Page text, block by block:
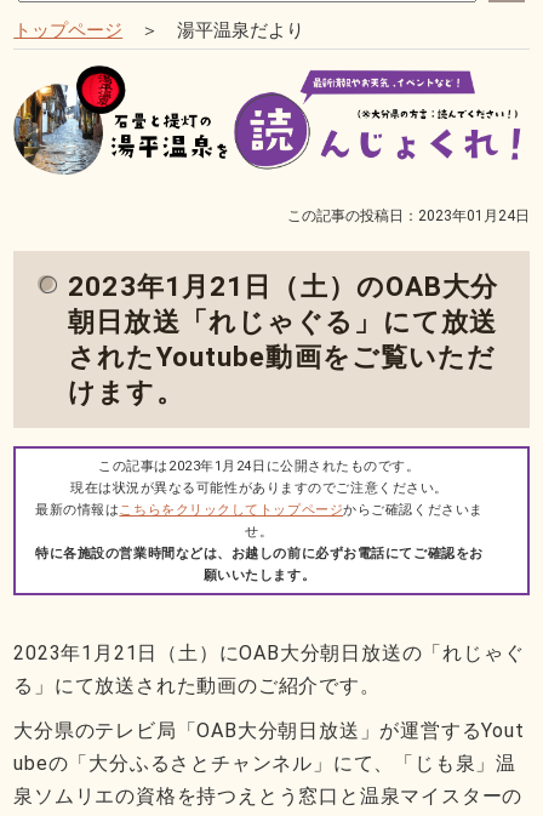
トップページ ＞ 湯平温泉だより
この記事の投稿日：2023年01月24日
2023年1月21日（土）のOAB大分
朝日放送「れじゃぐる」にて放送
されたYoutube動画をご覧いただ
けます。
この記事は2023年1月24日に公開されたものです。
現在は状況が異なる可能性がありますのでご注意ください。
最新の情報はこちらをクリックしてトップページからご確認くださいま
せ。
特に各施設の営業時間などは、お越しの前に必ずお電話にてご確認をお
願いいたします。
2023年1月21日（土）にOAB大分朝日放送の「れじゃぐ
る」にて放送された動画のご紹介です。
大分県のテレビ局「OAB大分朝日放送」が運営するYout
ubeの「大分ふるさとチャンネル」にて、「じも泉」温
泉ソムリエの資格を持つえとう窓口と温泉マイスターの